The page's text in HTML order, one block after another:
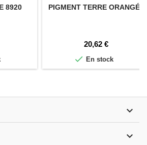
8920 PIGMENT TERRE ORANGÉE
Prix
20,62 €
 En stock

